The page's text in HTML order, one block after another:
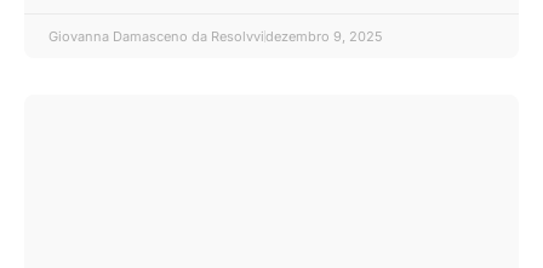
Giovanna Damasceno da Resolvvidezembro 9, 2025